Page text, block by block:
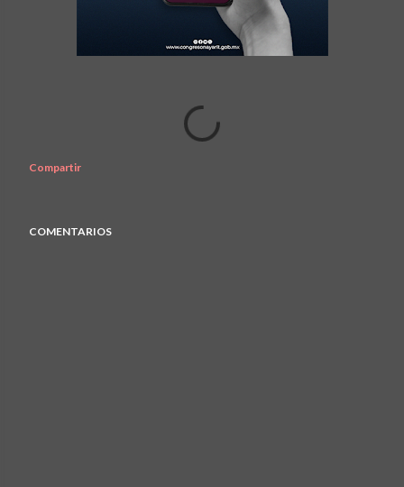
Compartir
COMENTARIOS